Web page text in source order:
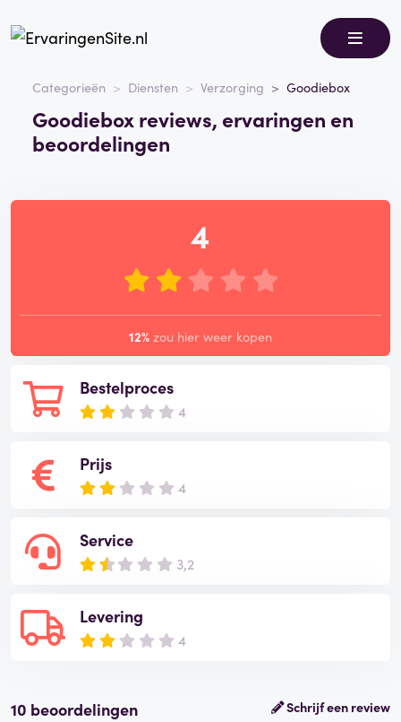
Categorieën Diensten Verzorging Goodiebox
Goodiebox reviews, ervaringen en
beoordelingen
Bestelproces
4
Prijs
4
Service
3,2
Levering
4
4
12% zou hier weer kopen
10 beoordelingen Schrijf een review